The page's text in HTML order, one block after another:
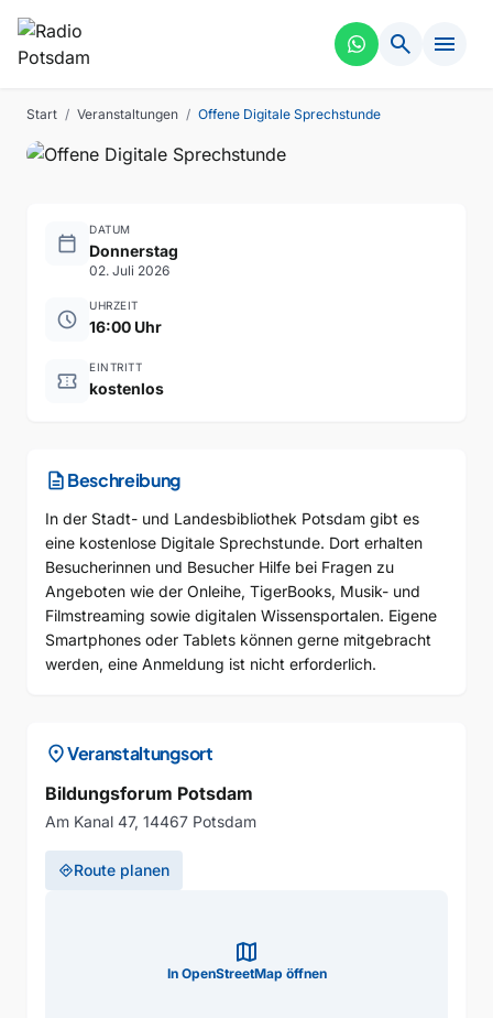
search menu
Start / Veranstaltungen / Offene Digitale Sprechstunde
INTERAKTIV
Sprechstunde
calendar_today
DATUM
Donnerstag
02. Juli 2026
schedule
UHRZEIT
16:00 Uhr
confirmation_number
EINTRITT
kostenlos
descriptionBeschreibung
In der Stadt- und Landesbibliothek Potsdam gibt es
eine kostenlose Digitale Sprechstunde. Dort erhalten
Besucherinnen und Besucher Hilfe bei Fragen zu
Angeboten wie der Onleihe, TigerBooks, Musik- und
Filmstreaming sowie digitalen Wissensportalen. Eigene
Smartphones oder Tablets können gerne mitgebracht
werden, eine Anmeldung ist nicht erforderlich.
location_onVeranstaltungsort
Bildungsforum Potsdam
Am Kanal 47, 14467 Potsdam
directionsRoute planen
map
In OpenStreetMap öffnen